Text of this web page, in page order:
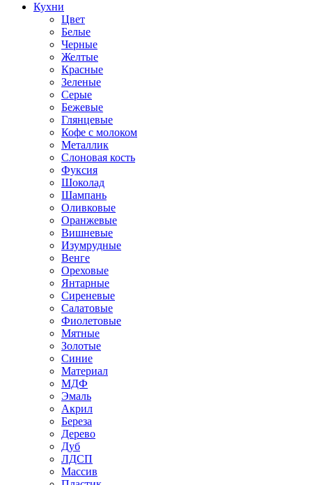
Кухни
Цвет
Белые
Черные
Желтые
Красные
Зеленые
Серые
Бежевые
Глянцевые
Кофе с молоком
Металлик
Слоновая кость
Фуксия
Шоколад
Шампань
Оливковые
Оранжевые
Вишневые
Изумрудные
Венге
Ореховые
Янтарные
Сиреневые
Салатовые
Фиолетовые
Мятные
Золотые
Синие
Материал
МДФ
Эмаль
Акрил
Береза
Дерево
Дуб
ЛДСП
Массив